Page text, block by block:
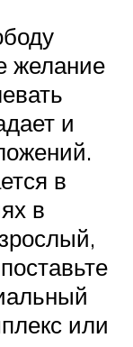
желание
и
в
в
или